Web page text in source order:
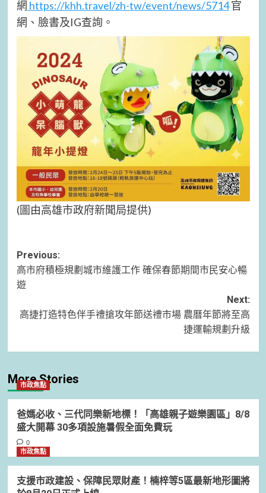
網 https://khh.travel/zh-tw/event/news/5714官
網、臉書及IG查詢。
(圖由高雄市政府新聞局提供)
Post
navigation
Previous:
高市府積極規劃城市維護工作 確保春節期間市民安心暢
遊
Next:
高捷打造特色伴手禮搶攻年節送禮市場 農曆年節將至高
捷運輸規劃升級
More Stories
市政焦點
爸媽必收、三代同樂新地標！「高雄親子遊樂園區」8/8
盛大開幕 30多項設施暑假全面免費玩
0
市政焦點
支援市政建設、保障民眾財產！楠梓等5區最新地形圖將